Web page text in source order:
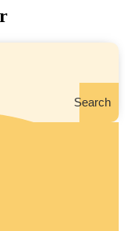
Search